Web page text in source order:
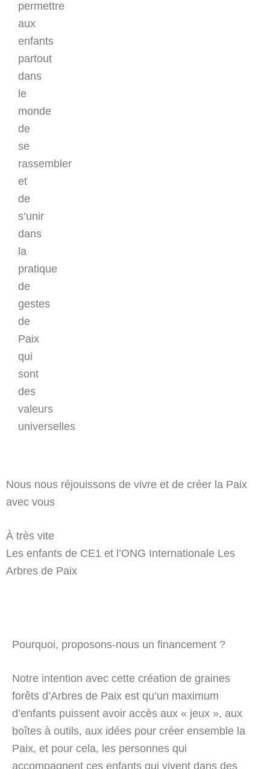
permettre
aux
enfants
partout
dans
le
monde
de
se
rassembler
et
de
s’unir
dans
la
pratique
de
gestes
de
Paix
qui
sont
des
valeurs
universelles
Nous nous réjouissons de vivre et de créer la Paix
avec vous
À très vite
Les enfants de CE1 et l’ONG Internationale Les
Arbres de Paix
Pourquoi, proposons-nous un financement ?
Notre intention avec cette création de graines
forêts d’Arbres de Paix est qu’un maximum
d’enfants puissent avoir accès aux « jeux », aux
boîtes à outils, aux idées pour créer ensemble la
Paix, et pour cela, les personnes qui
accompagnent ces enfants qui vivent dans des